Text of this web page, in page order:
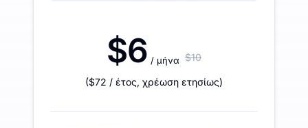
$6 / μήνα $10
($72 / έτος, χρέωση ετησίως)